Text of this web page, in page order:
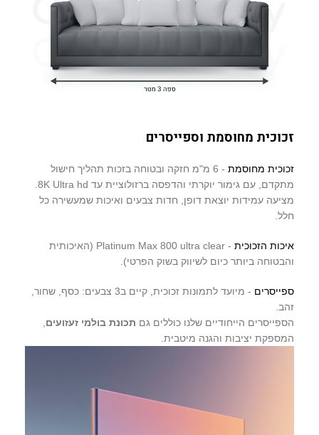
זכוכית מחוסמת וספייסרים
זכוכית מחוסמת
- 6 מ"מ חזקה ובטוחה בזכות תהליך חישול
מציעה עמידות יוצאת דופן, חדות צבעים ואיכות שמעשירה כל
חלל.
איכות הזכוכית
- Platinum Max 800 ultra clear (האיכותית
והבטוחה ביותר כיום לשיווק בשוק הפרטי).
ספייסרים
- מיועד לתמונות זכוכית, קיים ב3 צבעים: כסף, שחור,
זהב.
הספייסרים הייחודיים שלנו כוללים גם תכונת בולמי זעזועים
המספקת יציבות והגנה מיטבית.